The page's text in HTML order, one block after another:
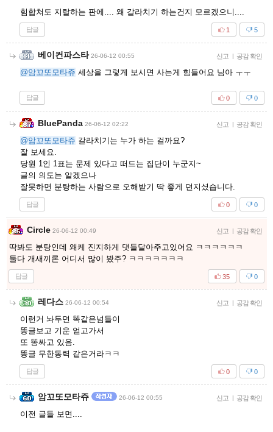
힘합쳐도 지랄하는 판에.... 왜 갈라치기 하는건지 모르겠으니....
답글 5
1
베이컨파스타 26-06-12 00:55 신고 | 공감 확인
@암꼬또모타쥬 세상을 그렇게 보시면 사는게 힘들어요 님아 ㅜㅜ
답글 0
0
BluePanda 26-06-12 02:22 신고 | 공감 확인
@암꼬또모타쥬 갈라치기는 누가 하는 걸까요?
잘 보세요.
당원 1인 1표는 문제 있다고 떠드는 집단이 누군지~
글의 의도는 알겠으나
잘못하면 분탕하는 사람으로 오해받기 딱 좋게 던지셨습니다.
답글 0
0
Circle 26-06-12 00:49 신고 | 공감 확인
딱봐도 분탕인데 왜케 진지하게 댓들달아주고있어요 ㅋㅋㅋㅋㅋㅋ
둘다 개새끼론 어디서 많이 봤주? ㅋㅋㅋㅋㅋㅋㅋ
답글 0
35
레다스 26-06-12 00:54 신고 | 공감 확인
이런거 놔두면 똑같은넘들이
똥글보고 기운 얻고가서
또 똥싸고 있음.
똥글 무한동력 같은거라ㅋㅋ
답글 0
0
암꼬또모타쥬 26-06-12 00:55 신고 | 공감 확인
이전 글들 보면....